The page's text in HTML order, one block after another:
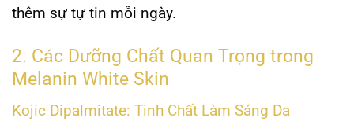
thêm sự tự tin mỗi ngày.
2. Các Dưỡng Chất Quan Trọng trong
Melanin White Skin
Kojic Dipalmitate: Tinh Chất Làm Sáng Da